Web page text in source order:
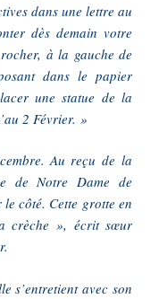
dans une lettre au
dès demain votre
à la gauche de
dans le papier
une statue de la
2 Février. »
Au reçu de la
de Notre Dame de
côté. Cette grotte en
crèche », écrit sœur
s’entretient avec son